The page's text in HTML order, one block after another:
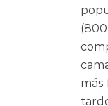
más